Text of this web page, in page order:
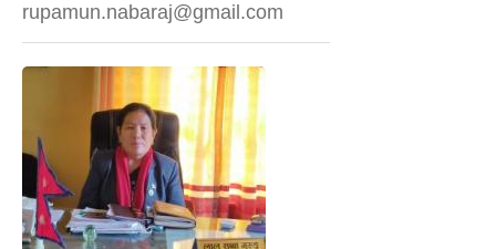
rupamun.nabaraj@gmail.com